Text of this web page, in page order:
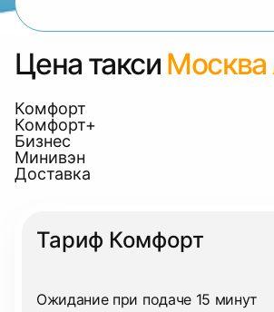
Цена такси
Комфорт
Комфорт+
Бизнес
Минивэн
Доставка
Тариф Комфорт
Ожидание при подаче 15 минут